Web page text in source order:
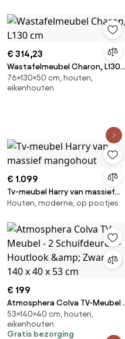
€ 314,23
Wastafelmeubel Charon, L130
cm
76×130×50 cm, houten,
eikenhouten
€ 1.099
Tv-meubel Harry van massief
mangohout
Houten, moderne, op pootjes
€ 199
Atmosphera Colva TV-Meubel
2 Schuifdeuren - Houtlook
&amp; Zwart - 140 x 40 x 53 cm
53×140×40 cm, houten,
eikenhouten
Gratis bezorging